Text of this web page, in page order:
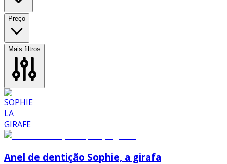
Preço
Mais filtros
Anel de dentição Sophie, a girafa